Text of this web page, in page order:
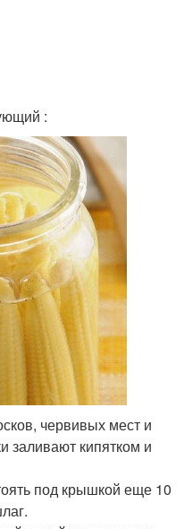
:
червивых мест и
заливают кипятком и
под крышкой еще 10